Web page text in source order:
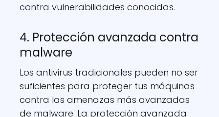
contra vulnerabilidades conocidas.
4. Protección avanzada contra
malware
Los antivirus tradicionales pueden no ser
suficientes para proteger tus máquinas
contra las amenazas más avanzadas
de malware. La protección avanzada